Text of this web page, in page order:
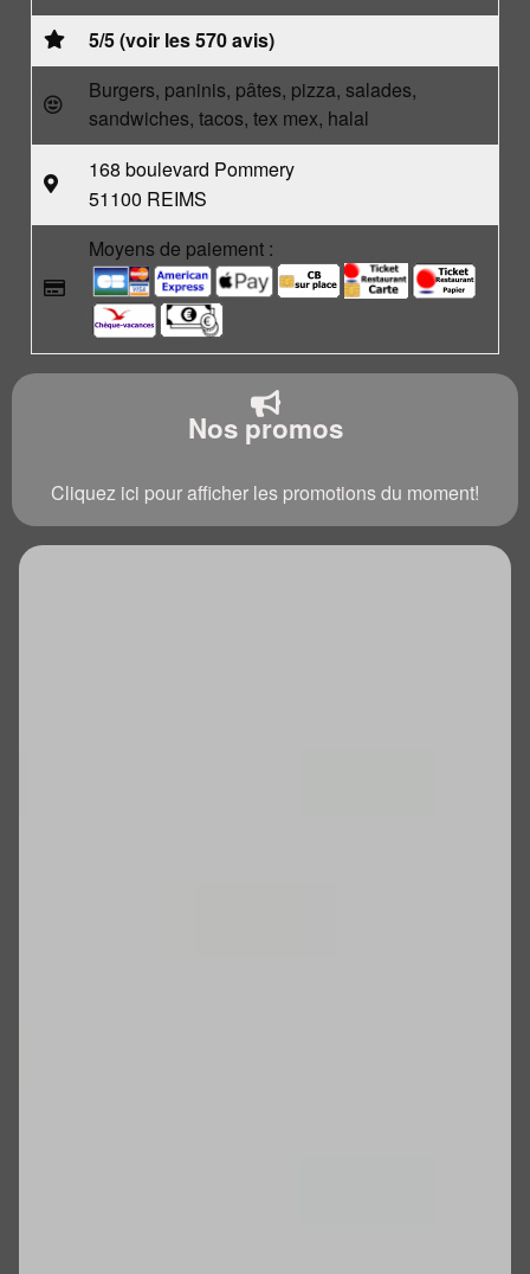
5/5 (voir les 570 avis)
Burgers, paninis, pâtes, pizza, salades,
sandwiches, tacos, tex mex, halal
168 boulevard Pommery
51100 REIMS
Moyens de paiement :
Nos promos
Cliquez ici pour afficher les promotions du moment!